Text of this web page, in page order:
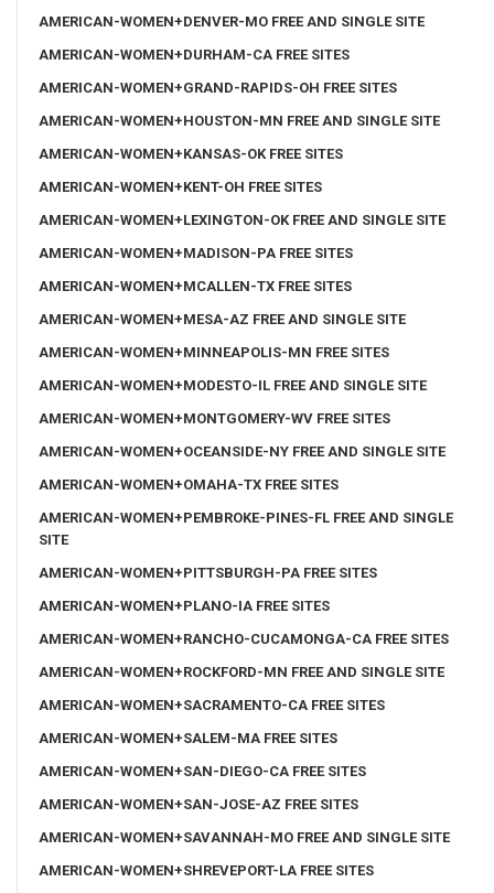
AMERICAN-WOMEN+DENVER-MO FREE AND SINGLE SITE
AMERICAN-WOMEN+DURHAM-CA FREE SITES
AMERICAN-WOMEN+GRAND-RAPIDS-OH FREE SITES
AMERICAN-WOMEN+HOUSTON-MN FREE AND SINGLE SITE
AMERICAN-WOMEN+KANSAS-OK FREE SITES
AMERICAN-WOMEN+KENT-OH FREE SITES
AMERICAN-WOMEN+LEXINGTON-OK FREE AND SINGLE SITE
AMERICAN-WOMEN+MADISON-PA FREE SITES
AMERICAN-WOMEN+MCALLEN-TX FREE SITES
AMERICAN-WOMEN+MESA-AZ FREE AND SINGLE SITE
AMERICAN-WOMEN+MINNEAPOLIS-MN FREE SITES
AMERICAN-WOMEN+MODESTO-IL FREE AND SINGLE SITE
AMERICAN-WOMEN+MONTGOMERY-WV FREE SITES
AMERICAN-WOMEN+OCEANSIDE-NY FREE AND SINGLE SITE
AMERICAN-WOMEN+OMAHA-TX FREE SITES
AMERICAN-WOMEN+PEMBROKE-PINES-FL FREE AND SINGLE
SITE
AMERICAN-WOMEN+PITTSBURGH-PA FREE SITES
AMERICAN-WOMEN+PLANO-IA FREE SITES
AMERICAN-WOMEN+RANCHO-CUCAMONGA-CA FREE SITES
AMERICAN-WOMEN+ROCKFORD-MN FREE AND SINGLE SITE
AMERICAN-WOMEN+SACRAMENTO-CA FREE SITES
AMERICAN-WOMEN+SALEM-MA FREE SITES
AMERICAN-WOMEN+SAN-DIEGO-CA FREE SITES
AMERICAN-WOMEN+SAN-JOSE-AZ FREE SITES
AMERICAN-WOMEN+SAVANNAH-MO FREE AND SINGLE SITE
AMERICAN-WOMEN+SHREVEPORT-LA FREE SITES